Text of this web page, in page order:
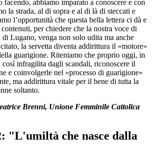
facendo, abbiamo imparato a conoscere e con
la strada, al di sopra e al di là di steccati e
l’opportunità che questa bella lettera ci dà e
per chiedere che la nostra voce di
Lugano, venga non solo udita ma anche
la servetta diventa addirittura il «motore»
guarigione. Riteniamo che proprio oggi, in
così infragilita dagli scandali, riconoscere il
e coinvolgerle nel «processo di guarigione»
ma addirittura vitale per il bene di tutta la
soltanto.
Brenni, Unione Femminile Cattolica
"L'umiltà che nasce dalla